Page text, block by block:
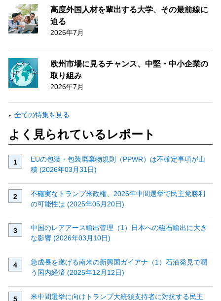
高度外国人材を輩出する大学、その最前線に
迫る
2026年7月
欧州市場に見るチャンス、中堅・中小企業の
取り組み
2026年7月
全ての特集を見る
よく見られているレポート
EUの包装・包装廃棄物規則（PPWR）は不確定事項が山
積 (2026年03月31日)
不確実なトランプ米政権、2026年中間選挙で民主党勝利
の可能性は (2025年05月20日)
中国のレアアース輸出管理（1）日本への磁石輸出に大き
な影響 (2026年03月10日)
急成長を遂げる南米の新興国ガイアナ（1）石油発見で潤
う国内経済 (2025年12月12日)
米中間選挙に向けトランプ大統領支持者に対抗する民主